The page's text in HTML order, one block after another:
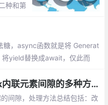
种和第
，async函数就是将 Generat
yield替换成await，仅此而
html/css解决inline-block内联元素间隙的多种方法总汇
间隙，处理方法总结包括：改